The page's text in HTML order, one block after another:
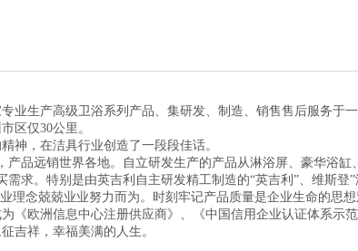
生产高级卫浴系列产品、集研发、制造、销售售后服务于
区仅30公里。
，在洁具行业创造了一段段佳话。
远销世界各地。自立研发生产的产品从淋浴屏、豪华浴缸
求。特别是由英吉利自主研发精工制造的“英吉利”、维斯登
兢兢业业努力而为。时刻牢记产品质量是企业生命的思
《欧洲信息中心注册供应商》、《中国信用企业认证体系
吉祥，幸福美满的人生。